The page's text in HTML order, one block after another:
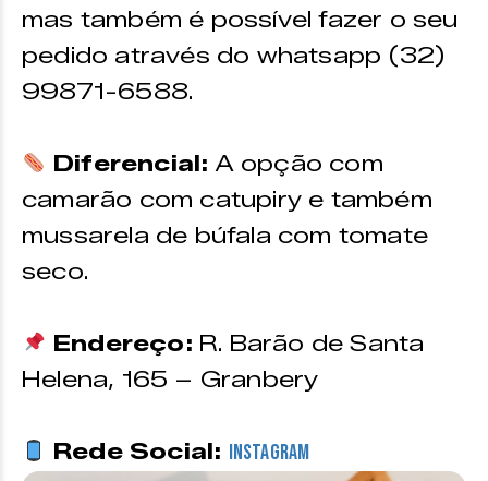
mas também é possível fazer o seu
pedido através do whatsapp (32)
99871-6588.
Diferencial:A opção com
camarão com catupiry e também
mussarela de búfala com tomate
seco.
Endereço: R. Barão de Santa
Helena, 165 – Granbery
Rede Social: Instagram